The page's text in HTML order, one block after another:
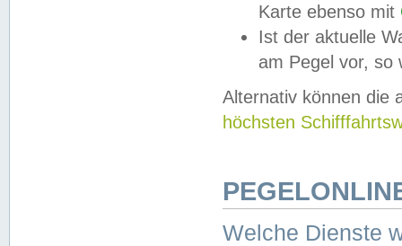
Karte ebenso mit
Ist der aktuelle
am Pegel vor,
Alternativ können die
höchsten
Welche Dienste